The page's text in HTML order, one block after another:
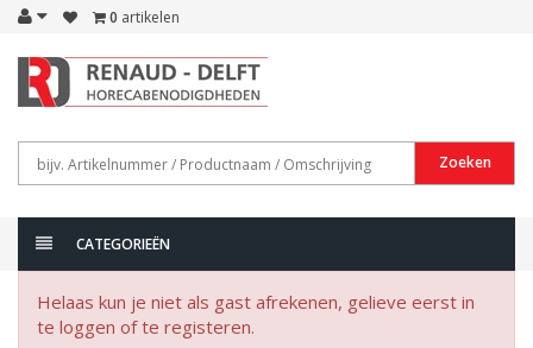
0 artikelen
Zoeken
CATEGORIEËN
Helaas kun je niet als gast afrekenen, gelieve eerst in
te loggen of te registeren.